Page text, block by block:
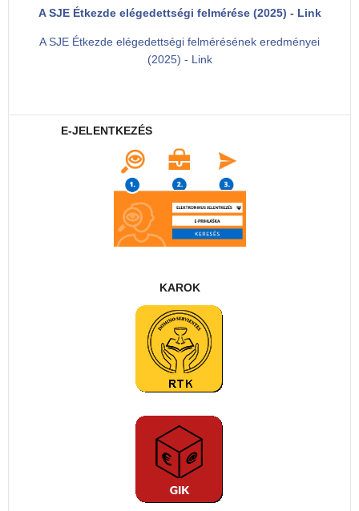
A SJE Étkezde elégedettségi felmérése (2025) - Link
A SJE Étkezde elégedettségi felmérésének eredményei
(2025) - Link
E-JELENTKEZÉS
KAROK